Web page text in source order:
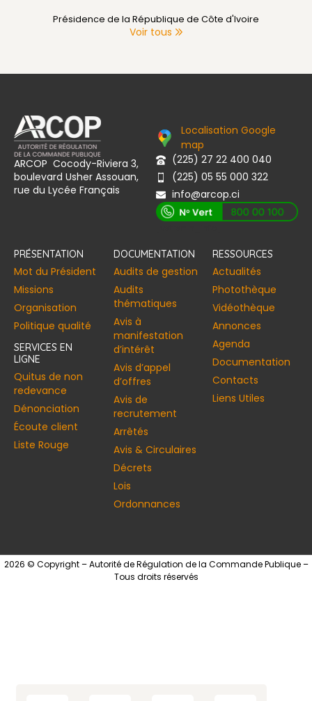
Présidence de la République de Côte d'Ivoire
Voir tous
ARCOP Cocody-Riviera 3,
boulevard Usher Assouan,
rue du Lycée Français
Localisation Google
map
(225) 27 22 400 040
(225) 05 55 000 322
info@arcop.ci
PRÉSENTATION
Mot du Président
Missions
Organisation
Politique qualité
SERVICES EN
LIGNE
Quitus de non
redevance
Dénonciation
Écoute client
Liste Rouge
DOCUMENTATION
Audits de gestion
Audits
thématiques
Avis à
manifestation
d’intérêt
Avis d’appel
d’offres
Avis de
recrutement
Arrêtés
Avis & Circulaires
Décrets
Lois
Ordonnances
RESSOURCES
Actualités
Photothèque
Vidéothèque
Annonces​
Agenda
Documentation
Contacts
Liens Utiles
2026 © Copyright – Autorité de Régulation de la Commande Publique –
Tous droits réservés